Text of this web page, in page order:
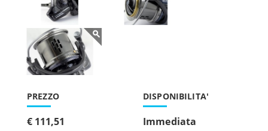
PREZZO
€ 111,51
DISPONIBILITA'
Immediata